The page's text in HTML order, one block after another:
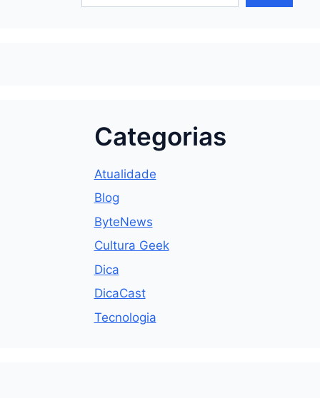
Categorias
Atualidade
Blog
ByteNews
Cultura Geek
Dica
DicaCast
Tecnologia